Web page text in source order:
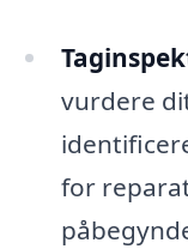
vurdere
for